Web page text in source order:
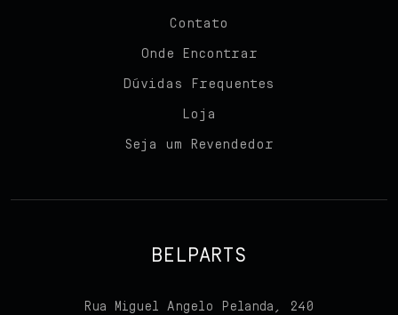
Contato
Onde Encontrar
Dúvidas Frequentes
Loja
Seja um Revendedor
BELPARTS
Rua Miguel Angelo Pelanda, 240